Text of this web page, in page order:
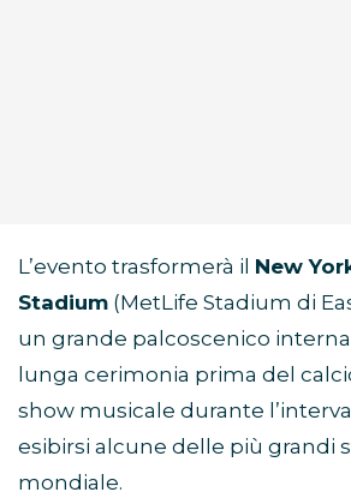
L’evento trasformerà il New
Stadium (MetLife Stadium di
un grande palcoscenico
lunga cerimonia prima del
show musicale durante
esibirsi alcune delle più grandi
mondiale.